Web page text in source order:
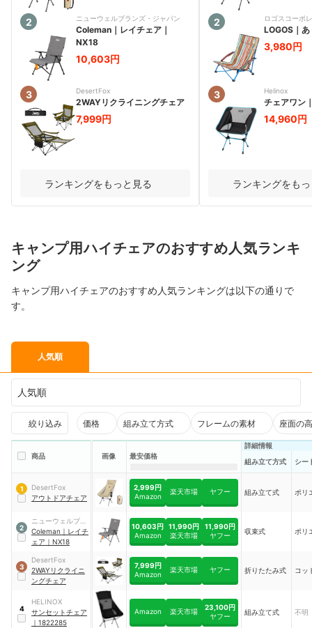
2 ニューウェルブランズ・ジャパン
Coleman ｜ レイチェア ｜
NX18
10,603円
3 DesertFox
2WAYリクライニングチェア
7,999円
ランキングをもっと見る
2 ロゴスコーポ
LOGOS ｜ あ
3,980円
3 Helinox
チェアワン
14,960円
ランキングをも
キャンプ用ハイチェアのおすすめ人気ランキ
ング
キャンプ用ハイチェアのおすすめ人気ランキングは以下の通りで
す。
人気順
人気順
絞り込み 価格 組み立て方式 フレームの素材 座面の
商品 画像 最安価格
詳細情報
組み立て方式
シー
1
DesertFox
アウトドアチェア
2,999円
Amazon
楽天市場 ヤフー 組み立て式 ポリ
2
ニューウェルブラ
ンズ・ジャパン
Coleman ｜ レイチ
ェア ｜ NX18
10,603円
Amazon
11,990円
楽天市場
11,990円
ヤフー
収束式 ポリ
3
DesertFox
2WAYリクライニ
ングチェア
7,999円
Amazon
楽天市場 ヤフー 折りたたみ式 コッ
4
HELINOX
サンセットチェア
｜ 1822285
Amazon 楽天市場
23,100円
ヤフー
組み立て式 不明